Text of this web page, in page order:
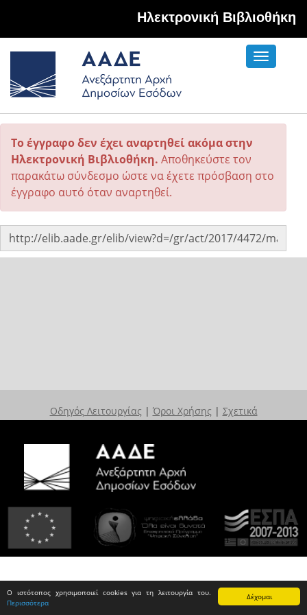
Δέχομαι
Ο ιστότοπος χρησιμοποιεί cookies για τη λειτουργία του.
Περισσότερα
Hλεκτρονική Βιβλιοθήκη
Toggle
Το έγγραφο δεν έχει αναρτηθεί ακόμα στην
Ηλεκτρονική Βιβλιοθήκη. Αποθηκεύστε τον
παρακάτω σύνδεσμο ώστε να έχετε πρόσβαση στο
έγγραφο αυτό όταν αναρτηθεί.
Οδηγός Λειτουργίας | Όροι Χρήσης | Σχετικά